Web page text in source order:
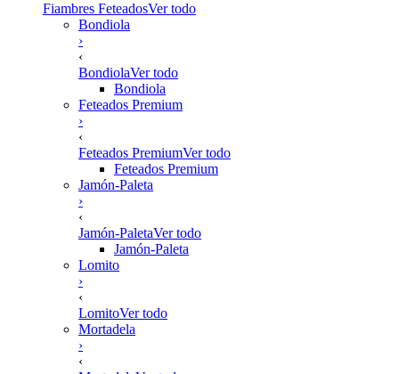
Fiambres FeteadosVer todo
Bondiola
›
‹
BondiolaVer todo
Bondiola
Feteados Premium
›
‹
Feteados PremiumVer todo
Feteados Premium
Jamón-Paleta
›
‹
Jamón-PaletaVer todo
Jamón-Paleta
Lomito
›
‹
LomitoVer todo
Mortadela
›
‹